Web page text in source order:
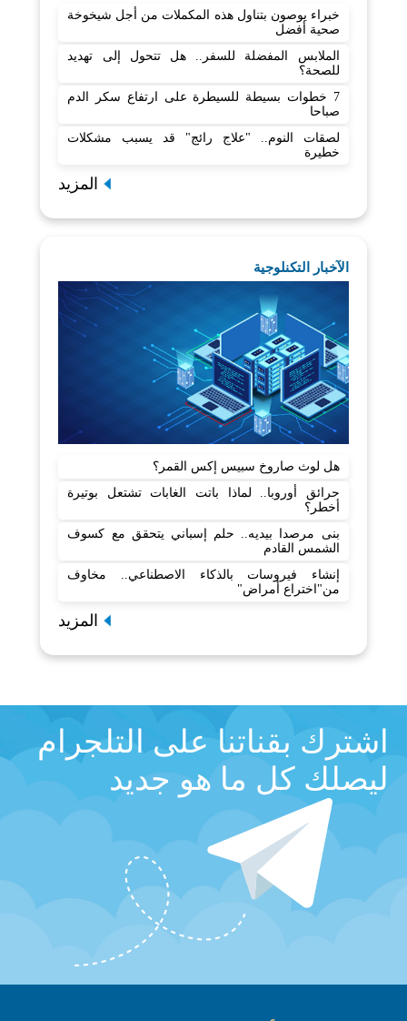
خبراء يوصون بتناول هذه المكملات من أجل شيخوخة
صحية أفضل
الملابس المفضلة للسفر.. هل تتحول إلى تهديد
للصحة؟
7 خطوات بسيطة للسيطرة على ارتفاع سكر الدم
صباحا
لصقات النوم.. "علاج رائج" قد يسبب مشكلات
خطيرة
المزيد
الآخبار التكنلوجية
هل لوث صاروخ سبيس إكس القمر؟
حرائق أوروبا.. لماذا باتت الغابات تشتعل بوتيرة
أخطر؟
بنى مرصدا بيديه.. حلم إسباني يتحقق مع كسوف
الشمس القادم
إنشاء فيروسات بالذكاء الاصطناعي.. مخاوف
من"اختراع أمراض"
المزيد
اشترك بقناتنا على التلجرام
ليصلك كل ما هو جديد